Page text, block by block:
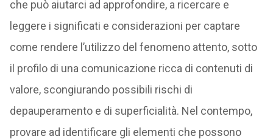
che può aiutarci ad approfondire, a ricercare e
leggere i significati e considerazioni per captare
come rendere l’utilizzo del fenomeno attento, sotto
il profilo di una comunicazione ricca di contenuti di
valore, scongiurando possibili rischi di
depauperamento e di superficialità. Nel contempo,
provare ad identificare gli elementi che possono